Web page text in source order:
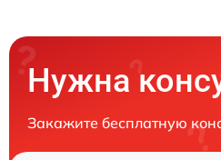
Нужна
Закажите бесплатную